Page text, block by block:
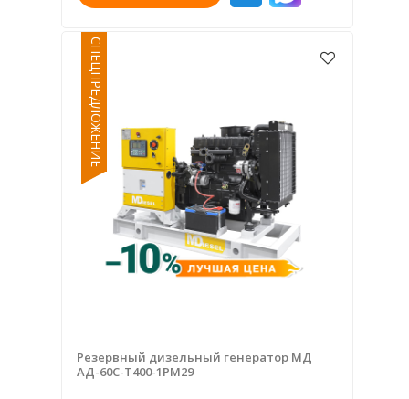
СПЕЦПРЕДЛОЖЕНИЕ
Резервный дизельный генератор МД
АД-60С-Т400-1РМ29